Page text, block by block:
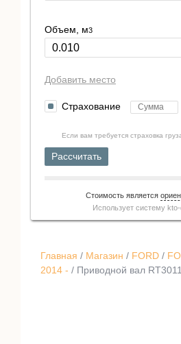
Главная / Магазин / FORD /
2014 - / Приводной вал
Объем, м3
Добавить место
Страхование
Если вам требуется страховка
Рассчитать
Стоимость является
Использует систему